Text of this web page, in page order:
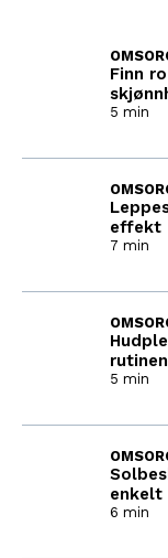
Finn
5 min
effekt
7 min
5 min
enkelt
6 min